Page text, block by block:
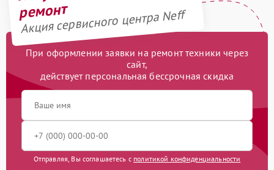
ремонт
Акция сервисного центра Neff
При оформлении заявки на ремонт техники через
сайт,
действует персональная бессрочная скидка
Отправляя, Вы соглашаетесь с политикой конфиденциальности